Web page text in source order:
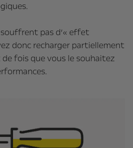
pas d’« effet
donc recharger partiellement
fois que vous le souhaitez